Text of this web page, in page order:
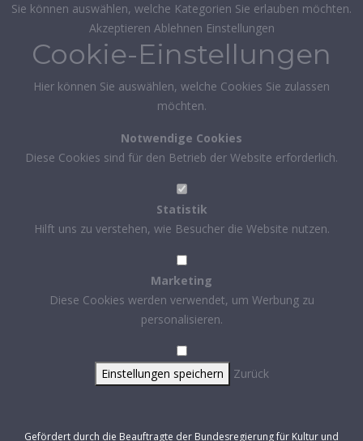
Sie können auswählen, welche Kategorien Sie erlauben möchten.
Akzeptieren Ablehnen Einstellungen
Cookie-Einstellungen
Hier können Sie auswählen, welche Cookies Sie zulassen
möchten.
Notwendige Cookies
Diese Cookies sind für den Betrieb der Website erforderlich.
Statistik
Hilft uns zu verstehen, wie Besucher die Website nutzen.
Marketing
Diese Cookies werden verwendet, um Werbung zu
personalisieren.
Einstellungen speichern Zurück
Gefördert durch die Beauftragte der Bundesregierung für Kultur und